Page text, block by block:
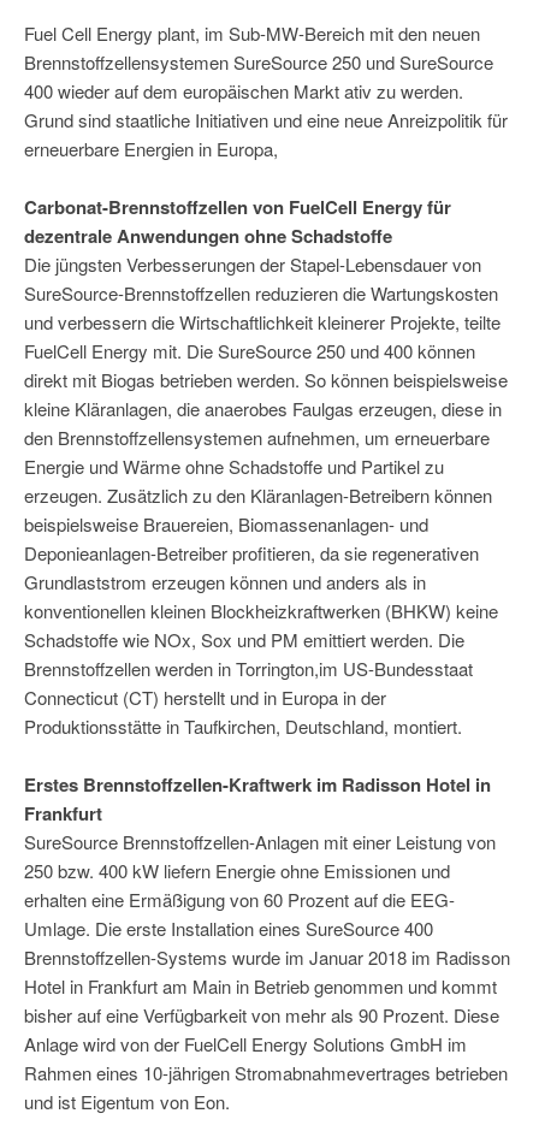
Fuel Cell Energy plant, im Sub-MW-Bereich mit den neuen
Brennstoffzellensystemen SureSource 250 und SureSource
400 wieder auf dem europäischen Markt ativ zu werden.
Grund sind staatliche Initiativen und eine neue Anreizpolitik für
erneuerbare Energien in Europa,
Carbonat-Brennstoffzellen von FuelCell Energy für
dezentrale Anwendungen ohne Schadstoffe
Die jüngsten Verbesserungen der Stapel-Lebensdauer von
SureSource-Brennstoffzellen reduzieren die Wartungskosten
und verbessern die Wirtschaftlichkeit kleinerer Projekte, teilte
FuelCell Energy mit. Die SureSource 250 und 400 können
direkt mit Biogas betrieben werden. So können beispielsweise
kleine Kläranlagen, die anaerobes Faulgas erzeugen, diese in
den Brennstoffzellensystemen aufnehmen, um erneuerbare
Energie und Wärme ohne Schadstoffe und Partikel zu
erzeugen. Zusätzlich zu den Kläranlagen-Betreibern können
beispielsweise Brauereien, Biomassenanlagen- und
Deponieanlagen-Betreiber profitieren, da sie regenerativen
Grundlaststrom erzeugen können und anders als in
konventionellen kleinen Blockheizkraftwerken (BHKW) keine
Schadstoffe wie NOx, Sox und PM emittiert werden. Die
Brennstoffzellen werden in Torrington,im US-Bundesstaat
Connecticut (CT) herstellt und in Europa in der
Produktionsstätte in Taufkirchen, Deutschland, montiert.
Erstes Brennstoffzellen-Kraftwerk im Radisson Hotel in
Frankfurt
SureSource Brennstoffzellen-Anlagen mit einer Leistung von
250 bzw. 400 kW liefern Energie ohne Emissionen und
erhalten eine Ermäßigung von 60 Prozent auf die EEG-
Umlage. Die erste Installation eines SureSource 400
Brennstoffzellen-Systems wurde im Januar 2018 im Radisson
Hotel in Frankfurt am Main in Betrieb genommen und kommt
bisher auf eine Verfügbarkeit von mehr als 90 Prozent. Diese
Anlage wird von der FuelCell Energy Solutions GmbH im
Rahmen eines 10-jährigen Stromabnahmevertrages betrieben
und ist Eigentum von Eon.